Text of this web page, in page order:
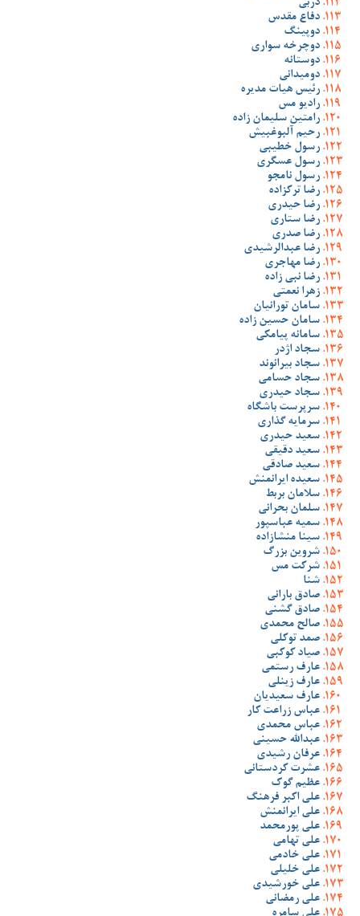
دربی
دفاع مقدس
دوپینگ
دوچرخه سواری
دوستانه
دومیدانی
رئیس هیات مدیره
رادیو مس
رامتین سلیمان زاده
رحیم آلبوغبیش
رسول خطیبی
رسول عسگری
رسول نامجو
رضا ترکزاده
رضا حیدری
رضا ستاری
رضا صدری
رضا عبدالرشیدی
رضا مهاجری
رضا نبی زاده
زهرا نعمتی
سامان تورانیان
سامان حسین زاده
سامانه پیامکی
سجاد اژدر
سجاد بیرانوند
سجاد حسامی
سجاد حیدری
سرپرست باشگاه
سرمایه گذاری
سعید حیدری
سعید دقیقی
سعید صادقی
سعیده ایرانمنش
سلامان بربط
سلمان بحرانی
سمیه عباسپور
سینا منشازاده
شروین بزرگ
شرکت مس
شنا
صادق بارانی
صادق گشنی
صالح محمدی
صمد توکلی
صیاد کوکبی
عارف رستمی
عارف زینلی
عارف سعیدیان
عباس زراعت کار
عباس محمدی
عبدالله حسینی
عرفان رشیدی
عشرت کردستانی
عظیم گوک
علی اکبر فرهنگ
علی ایرانمنش
علی پورمحمد
علی تهامی
علی خادمی
علی خلیلی
علی خورشیدی
علی رمضانی